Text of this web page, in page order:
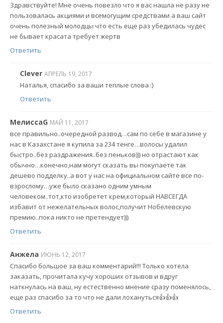
Здравствуйте! Мне очень повезло что я вас нашла не разу не
пользовалась акциями и всемогущим средствами а ваш сайт
очень полезный молодцы что есть еще раз убедилась чудес
не бывает красата требует жертв
Ответить
Clever АПРЕЛЬ 19, 2017
Наталья, спасибо за ваши теплые слова :)
Ответить
МелиссаG МАЙ 11, 2017
все правильно..очередной развод…сам по себе в магазине у
нас в Казахстане я купила за 234 тенге…волосы удалил
быстро..без раздражения..без пеньков))) но отрастают как
обычно…конечно,нам могут сказать вы покупаете так
дешево подделку..а вот у нас на официальном сайте все по-
взрослому…уже было сказано одним умным
человеком..тот,кто изобретет крем,который НАВСЕГДА
избавит от нежелательных волос,получит Нобелевскую
премию..пока никто не претендует)))
Ответить
Анжела ИЮНЬ 12, 2017
Спасибо большое за ваш комментарий!!! Только хотела
заказать, прочитала кучу хороших отзывов и вдруг
наткнулась на ваш, ну естественно мнение сразу поменялось,
еще раз спасибо за то что не дали лохануться👍👍👍
Ответить